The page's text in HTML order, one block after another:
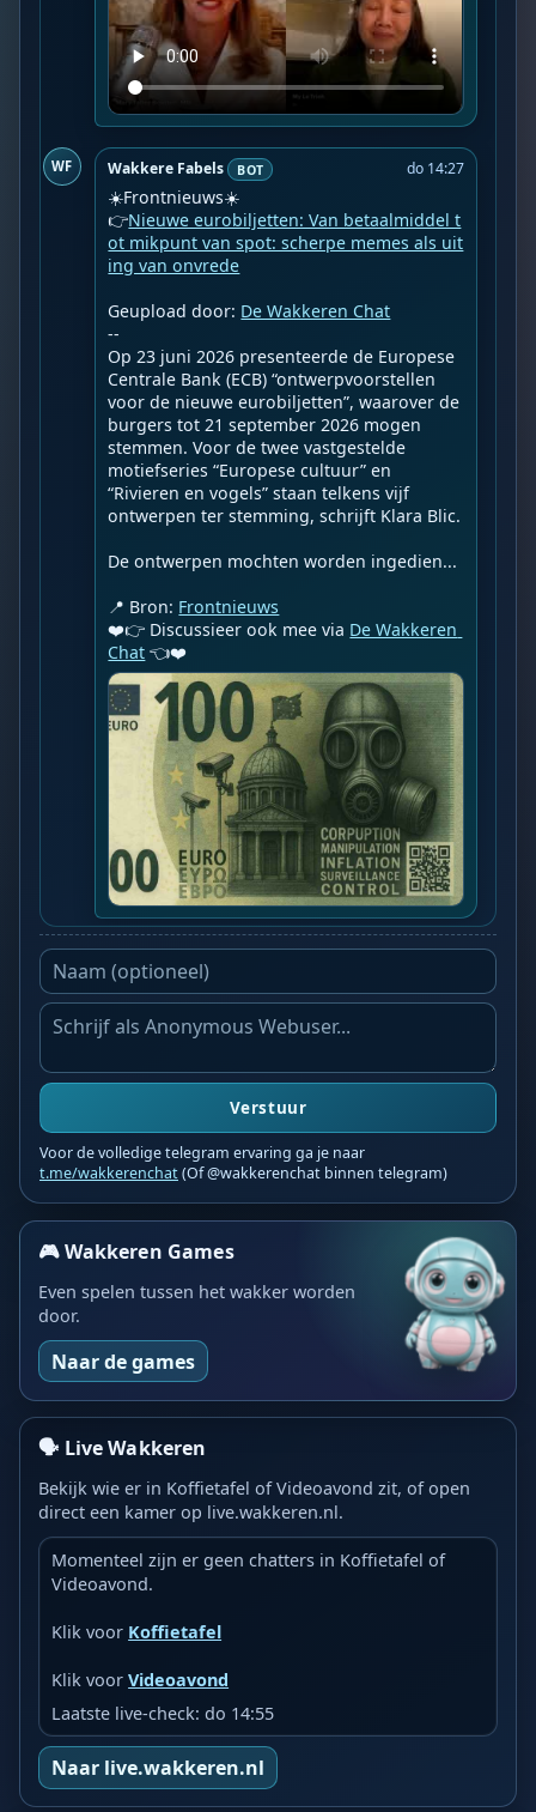
WF Wakkere Fabels BOT do 14:27
☀️Frontnieuws☀️
👉Nieuwe eurobiljetten: Van betaalmiddel t
ot mikpunt van spot: scherpe memes als uit
ing van onvrede
Geupload door: De Wakkeren Chat
--
Op 23 juni 2026 presenteerde de Europese
Centrale Bank (ECB) “ontwerpvoorstellen
voor de nieuwe eurobiljetten”, waarover de
burgers tot 21 september 2026 mogen
stemmen. Voor de twee vastgestelde
motiefseries “Europese cultuur” en
“Rivieren en vogels” staan telkens vijf
ontwerpen ter stemming, schrijft Klara Blic.
De ontwerpen mochten worden ingedien...
📍 Bron: Frontnieuws
❤️👉 Discussieer ook mee via De Wakkeren
Chat 👈❤️
Verstuur
Voor de volledige telegram ervaring ga je naar
t.me/wakkerenchat(Of @wakkerenchat binnen telegram)
🎮 Wakkeren Games
Even spelen tussen het wakker worden
door.
Naar de games
🗣️ Live Wakkeren
Bekijk wie er in Koffietafel of Videoavond zit, of open
direct een kamer op live.wakkeren.nl.
Momenteel zijn er geen chatters in Koffietafel of
Videoavond.
Klik voor Koffietafel
Klik voorVideoavond
Laatste live-check: do 14:55
Naar live.wakkeren.nl